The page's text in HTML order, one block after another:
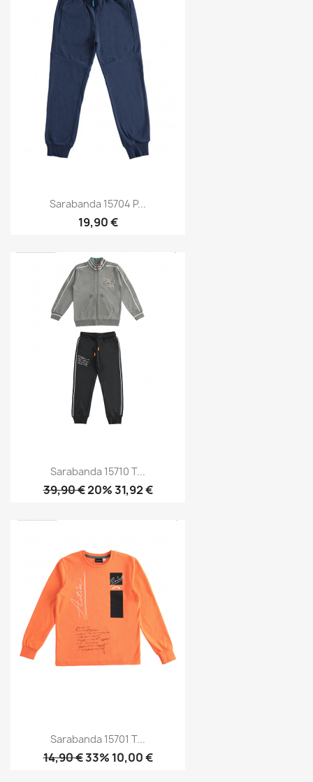
Sarabanda 15704 P...
19,90 €
Sarabanda 15710 T...
39,90 €20% 31,92 €
Sarabanda 15701 T...
14,90 €33% 10,00 €